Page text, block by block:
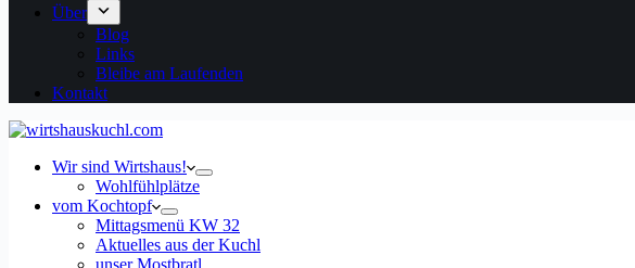
Über
Blog
Links
Bleibe am Laufenden
Kontakt
Wir sind Wirtshaus!
Wohlfühlplätze
vom Kochtopf
Mittagsmenü KW 32
Aktuelles aus der Kuchl
unser Mostbratl